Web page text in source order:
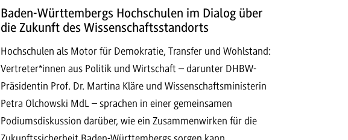
Baden-Württembergs Hochschulen im Dialog über
die Zukunft des Wissenschaftsstandorts
Hochschulen als Motor für Demokratie, Transfer und Wohlstand:
Vertreter*innen aus Politik und Wirtschaft – darunter DHBW-
Präsidentin Prof. Dr. Martina Kläre und Wissenschaftsministerin
Petra Olchowski MdL – sprachen in einer gemeinsamen
Podiumsdiskussion darüber, wie ein Zusammenwirken für die